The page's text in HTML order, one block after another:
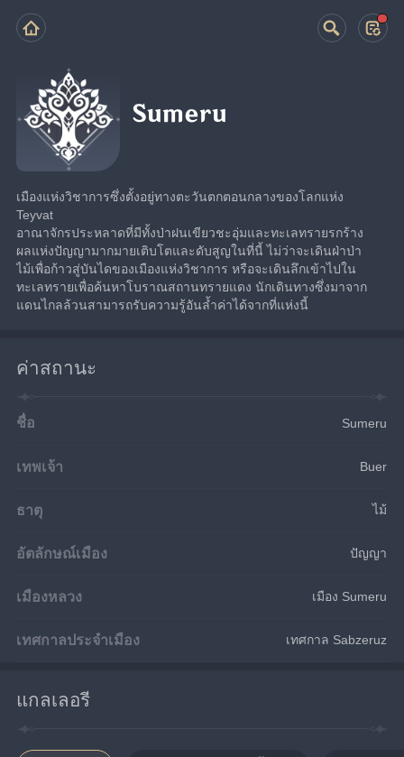
Sumeru
เมืองแห่งวิชาการซึ่งตั้งอยู่ทางตะวันตกตอนกลางของโลกแห่ง
Teyvat
อาณาจักรประหลาดที่มีทั้งป่าฝนเขียวชะอุ่มและทะเลทรายรกร้าง
ผลแห่งปัญญามากมายเติบโตและดับสูญในที่นี้ ไม่ว่าจะเดินฝ่าป่า
ไม้เพื่อก้าวสู่บันไดของเมืองแห่งวิชาการ หรือจะเดินลึกเข้าไปใน
ทะเลทรายเพื่อค้นหาโบราณสถานทรายแดง นักเดินทางซึ่งมาจาก
แดนไกลล้วนสามารถรับความรู้อันล้ำค่าได้จากที่แห่งนี้
ค่าสถานะ
ชื่อ Sumeru
เทพเจ้า Buer
ธาตุ ไม้
อัตลักษณ์เมือง ปัญญา
เมืองหลวง เมือง Sumeru
เทศกาลประจำเมือง เทศกาล Sabzeruz
แกลเลอรี